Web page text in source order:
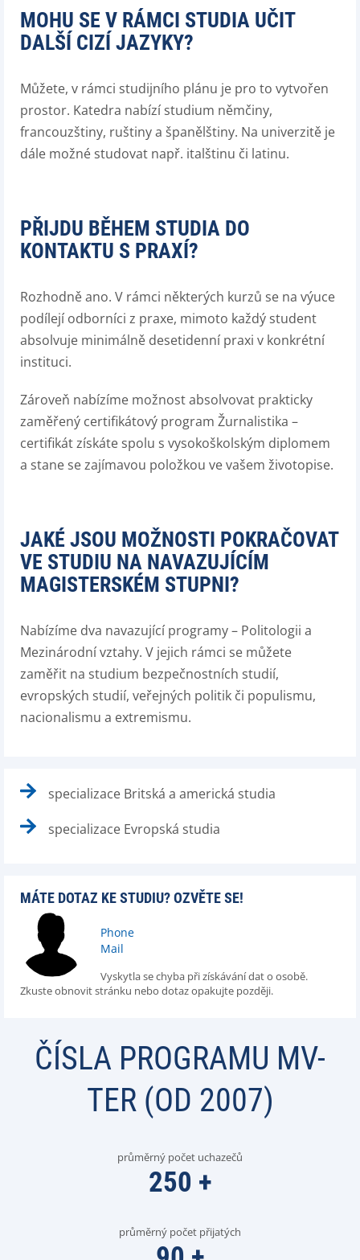
MOHU SE V RÁMCI STUDIA UČIT
DALŠÍ CIZÍ JAZYKY?
Můžete, v rámci studijního plánu je pro to vytvořen
prostor. Katedra nabízí studium němčiny,
francouzštiny, ruštiny a španělštiny. Na univerzitě je
dále možné studovat např. italštinu či latinu.
PŘIJDU BĚHEM STUDIA DO
KONTAKTU S PRAXÍ?
Rozhodně ano. V rámci některých kurzů se na výuce
podílejí odborníci z praxe, mimoto každý student
absolvuje minimálně desetidenní praxi v konkrétní
instituci.
Zároveň nabízíme možnost absolvovat prakticky
zaměřený certifikátový program Žurnalistika –
certifikát získáte spolu s vysokoškolským diplomem
a stane se zajímavou položkou ve vašem životopise.
JAKÉ JSOU MOŽNOSTI POKRAČOVAT
VE STUDIU NA NAVAZUJÍCÍM
MAGISTERSKÉM STUPNI?
Nabízíme dva navazující programy – Politologii a
Mezinárodní vztahy. V jejich rámci se můžete
zaměřit na studium bezpečnostních studií,
evropských studií, veřejných politik či populismu,
nacionalismu a extremismu.
specializace Britská a americká studia
specializace Evropská studia
MÁTE DOTAZ KE STUDIU? OZVĚTE SE!
Phone
Mail
Vyskytla se chyba při získávání dat o osobě.
Zkuste obnovit stránku nebo dotaz opakujte později.
ČÍSLA PROGRAMU MV-
TER (OD 2007)
průměrný počet uchazečů
250 +
průměrný počet přijatých